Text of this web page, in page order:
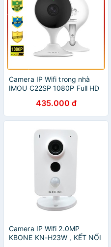
Camera IP Wifi trong nhà
IMOU C22SP 1080P Full HD
435.000 đ
Camera IP Wifi 2.0MP
KBONE KN-H23W , KẾT NỐI